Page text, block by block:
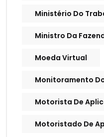
Ministério Do
Ministro Da
Moeda Virtual
Monitoramento
Motorista De
Motoristado De